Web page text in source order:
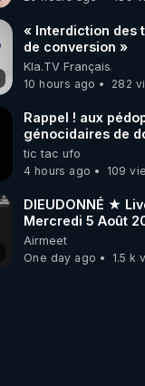
« Interdiction des
de conversion »
Kla.TV Français
10 hours ago
282
Rappel ! aux
génocidaires de
trump et ses
trumpistes 424et
tic tac ufo
4 hours ago
109
DIEUDONNÉ ★
Mercredi 5 Août
Airmeet
One day ago
1.5 k